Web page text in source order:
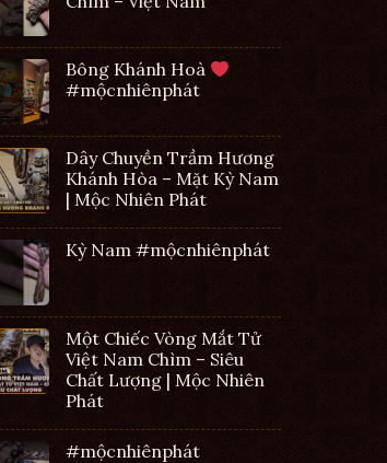
Bông Khánh Hoà
#mộcnhiênphát
Dây Chuyền Trầm Hương
Khánh Hòa – Mặt Kỳ Nam
| Mộc Nhiên Phát
Kỳ Nam #mộcnhiênphát
Một Chiếc Vòng Mắt Tử
Việt Nam Chìm – Siêu
Chất Lượng | Mộc Nhiên
Phát
#mộcnhiênphát